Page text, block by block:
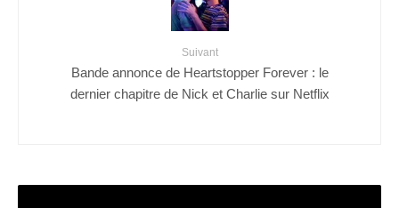
Suivant
Bande annonce de Heartstopper Forever : le
dernier chapitre de Nick et Charlie sur Netflix